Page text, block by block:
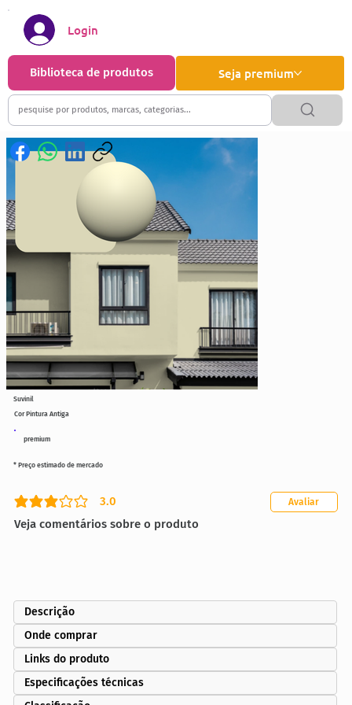
Seja premium
Biblioteca de produtos
Login
premium
Cor Pintura Antiga
3.0
classificação média é 3 de 5
Veja comentários sobre o produto
Avaliar
* Preço estimado de mercado
Suvinil
Descrição
Onde comprar
Links do produto
Especificações técnicas